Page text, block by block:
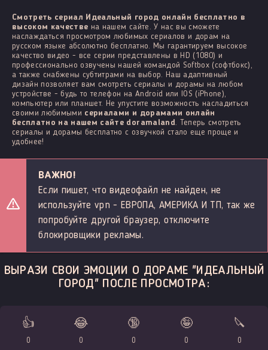
Смотреть сериал Идеальный город онлайн бесплатно в
высоком качестве на нашем сайте. У нас вы сможете
наслаждаться просмотром любимых сериалов и дорам на
русском языке абсолютно бесплатно. Мы гарантируем высокое
качество видео - все серии представлены в HD (1080) и
профессионально озвучены нашей командой Softbox (софтбокс),
а также снабжены субтитрами на выбор. Наш адаптивный
дизайн позволяет вам смотреть сериалы и дорамы на любом
устройстве - будь то телефон на Android или IOS (iPhone),
компьютер или планшет. Не упустите возможность насладиться
своими любимыми сериалами и дорамами онлайн
бесплатно на нашем сайте doramaland . Теперь смотреть
сериалы и дорамы бесплатно с озвучкой стало еще проще и
удобнее!
ВАЖНО!
Если пишет, что видеофайл не найден, не
используйте vpn - ЕВРОПА, АМЕРИКА И ТП, так же
попробуйте другой браузер, отключите
блокировщики рекламы.
ВЫРАЗИ СВОИ ЭМОЦИИ О ДОРАМЕ "ИДЕАЛЬНЫЙ
ГОРОД" ПОСЛЕ ПРОСМОТРА:
👍
0
😂
0
🔞
0
🤪
0
🔪
0